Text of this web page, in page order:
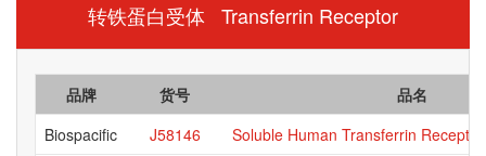
转铁蛋白受体 Transferrin Receptor
品牌 货号
品名
Biospacific
J58146
Soluble Human Transferrin